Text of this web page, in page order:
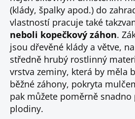
(klády, špalky apod.) do
vlastností pracuje také
neboli kopečkový záhon.
jsou dřevěné klády a větve,
středně hrubý rostlinný
vrstva zeminy, která by měla
běžné záhony, pokryta
pak můžete poměrně snadno
plodiny.